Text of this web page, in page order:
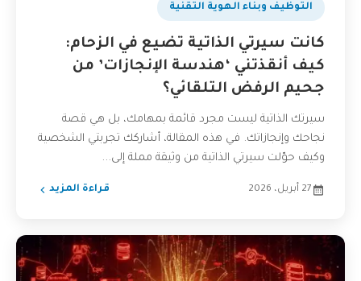
التوظيف وبناء الهوية التقنية
كانت سيرتي الذاتية تضيع في الزحام:
كيف أنقذتني ‘هندسة الإنجازات’ من
جحيم الرفض التلقائي؟
سيرتك الذاتية ليست مجرد قائمة بمهامك، بل هي قصة
نجاحك وإنجازاتك. في هذه المقالة، أشاركك تجربتي الشخصية
وكيف حوّلت سيرتي الذاتية من وثيقة مملة إلى...
27 أبريل، 2026 قراءة المزيد